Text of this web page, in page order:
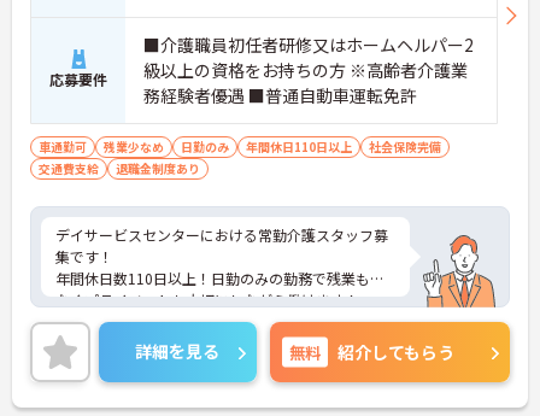
応募要件
■介護職員初任者研修又はホームヘルパー2
級以上の資格をお持ちの方 ※高齢者介護業
務経験者優遇 ■普通自動車運転免許
車通勤可 残業少なめ 日勤のみ 年間休日110日以上
社会保険完備
交通費支給
退職金制度あり
デイサービスセンターにおける常勤介護スタッフ募
集です！
年間休日数110日以上！日勤のみの勤務で残業も少
なくプライベートも大切にしながら働けます！
ご興味ある方には、面接のポイントなど、さらに詳
細をお話致しますのでお気軽にご相談ください。
詳細を見る 無料 紹介してもらう